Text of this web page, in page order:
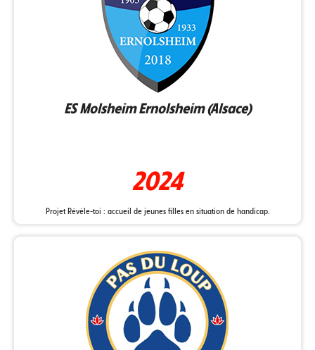
ES Molsheim Ernolsheim (Alsace)
2024
Projet Révèle-toi : accueil de jeunes filles en situation de handicap.